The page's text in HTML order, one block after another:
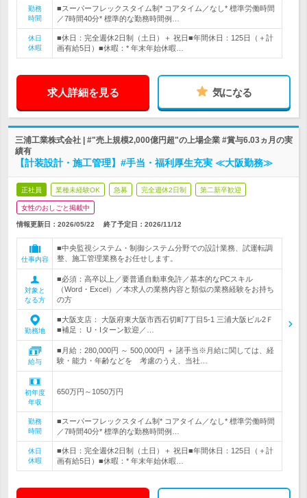
勤務
時間
■スーパーフレックスタイム制* コアタイム／なし* 標準労働時間
／7時間40分* 標準的な勤務時間例…
休日
休暇
■休日：完全週休2日制（土日）＋ 祝日■年間休日：125日（＋計
画有給5日）■休暇：* 年末年始休暇…
求人詳細を見る 気になる
三浦工業株式会社 | #"売上規模2,000億円超"の上場企業 #賞与6.03ヵ月の実
績有
【計装設計・施工管理】#手当・福利厚生充実 ≪大阪勤務≫
正社員 業種未経験OK 急募 完全週休2日制 第二新卒歓迎
女性のおしごと掲載中
情報更新日：2026/05/22 終了予定日： 2026/11/12
仕事内容
■中央監視システム・制御システム分野での設計業務、試運転調
整、施工管理業務をお任せします。
対象と
なる方
■必須：高卒以上／要普通自動車免許／基本的なPCスキル
（Word・Excel）／本求人の業務内容と類似の業務経験をお持ち
の方
勤務地
■大阪支店： 大阪府東大阪市西石切町7丁目5-1 三浦大阪ビル2Ｆ
■補足： U・Iターン歓迎／…
給与
■月給：280,000円 ～ 500,000円 ＋ 諸手当※月給に関しては、経
験・能力・年齢などを 考慮のうえ、当社…
初年度
年収
650万円～1050万円
勤務
時間
■スーパーフレックスタイム制* コアタイム／なし* 標準労働時間
／7時間40分* 標準的な勤務時間例…
休日
休暇
■休日：完全週休2日制（土日）＋ 祝日■年間休日：125日（＋計
画有給5日）■休暇：* 年末年始休暇…